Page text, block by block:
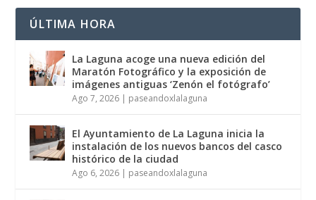
ÚLTIMA HORA
La Laguna acoge una nueva edición del
Maratón Fotográfico y la exposición de
imágenes antiguas ‘Zenón el fotógrafo’
Ago 7, 2026 | paseandoxlalaguna
El Ayuntamiento de La Laguna inicia la
instalación de los nuevos bancos del casco
histórico de la ciudad
Ago 6, 2026 | paseandoxlalaguna